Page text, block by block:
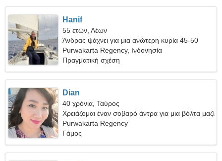
Hanif
55 ετών, Λέων
Άνδρας ψάχνει για μια ανώτερη κυρία 45-50
Purwakarta Regency, Ινδονησία
Πραγματική σχέση
Dian
40 χρόνια, Ταύρος
Χρειάζομαι έναν σοβαρό άντρα για μια βόλτα μαζί
Purwakarta Regency
Γάμος